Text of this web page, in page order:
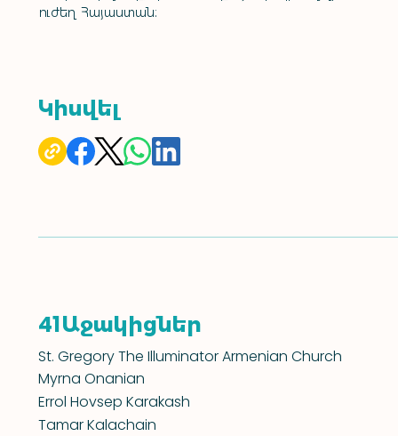
ուժեղ Հայաստան:
Կիսվել
St. Gregory The Illuminator Armenian Church
Myrna Onanian
Errol Hovsep Karakash
Tamar Kalachain
Աջակիցներ
41